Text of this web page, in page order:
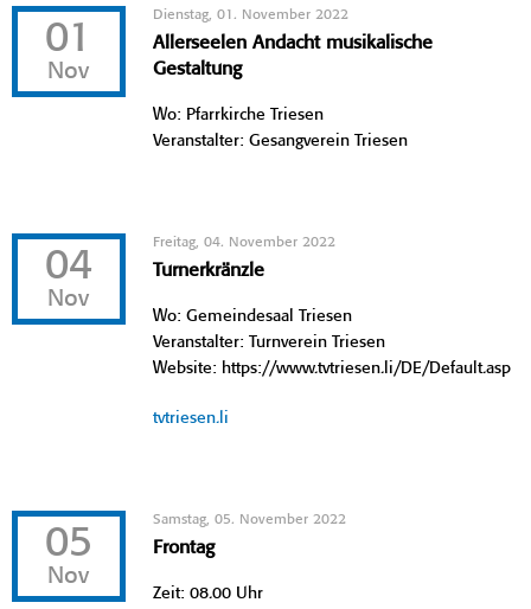
01
Nov
Dienstag, 01. November 2022
Allerseelen Andacht musikalische
Gestaltung
Wo: Pfarrkirche Triesen
Veranstalter: Gesangverein Triesen
04
Nov
Freitag, 04. November 2022
Turnerkränzle
Wo: Gemeindesaal Triesen
Veranstalter: Turnverein Triesen
Website: https://www.tvtriesen.li/DE/Default.asp
tvtriesen.li
05
Nov
Samstag, 05. November 2022
Frontag
Zeit: 08.00 Uhr